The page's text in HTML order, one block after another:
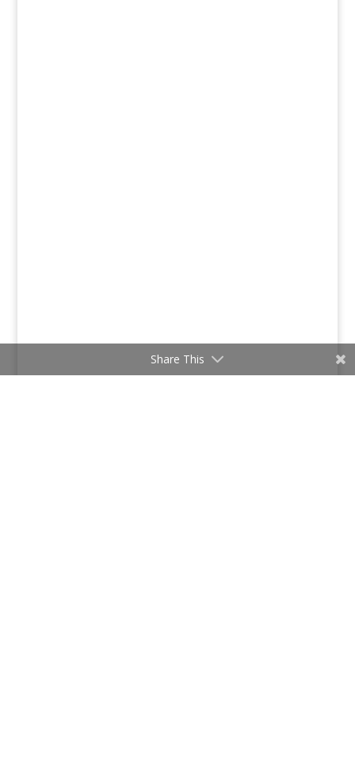
Share This